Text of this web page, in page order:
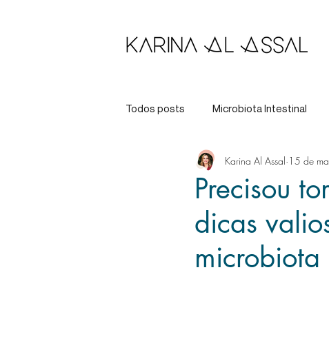
Todos posts Microbiota Intestinal
Longevidade Tratamento
Precisou
dicas
microbiota
Karina Al Assal 15 de